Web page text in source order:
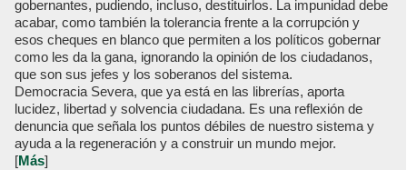
gobernantes, pudiendo, incluso, destituirlos. La impunidad debe
acabar, como también la tolerancia frente a la corrupción y
esos cheques en blanco que permiten a los políticos gobernar
como les da la gana, ignorando la opinión de los ciudadanos,
que son sus jefes y los soberanos del sistema.
Democracia Severa, que ya está en las librerías, aporta
lucidez, libertad y solvencia ciudadana. Es una reflexión de
denuncia que señala los puntos débiles de nuestro sistema y
ayuda a la regeneración y a construir un mundo mejor.
[Más]